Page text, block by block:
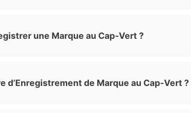
une Marque au Cap-Vert ?
d’Enregistrement de Marque au Cap-Vert ?